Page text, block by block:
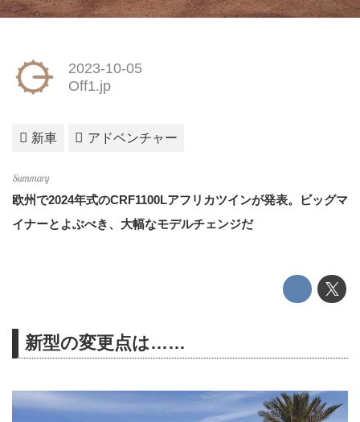
2023-10-05
Off1.jp
新車 アドベンチャー
欧州で2024年式のCRF1100Lアフリカツインが発表。ビッグマ
イナーとよぶべき、大幅なモデルチェンジだ
新型の変更点は……